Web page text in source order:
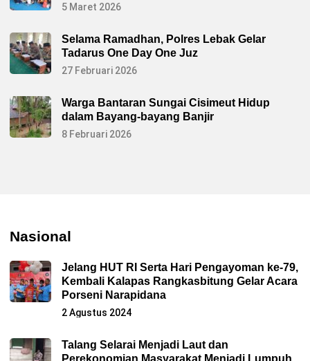
5 Maret 2026
Selama Ramadhan, Polres Lebak Gelar
Tadarus One Day One Juz
27 Februari 2026
Warga Bantaran Sungai Cisimeut Hidup
dalam Bayang-bayang Banjir
8 Februari 2026
Nasional
Jelang HUT RI Serta Hari Pengayoman ke-79,
Kembali Kalapas Rangkasbitung Gelar Acara
Porseni Narapidana
2 Agustus 2024
Talang Selarai Menjadi Laut dan
Perekonomian Masyarakat Menjadi Lumpuh